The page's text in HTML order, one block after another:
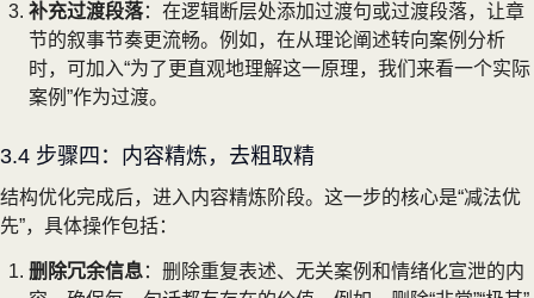
补充过渡段落：在逻辑断层处添加过渡句或过渡段落，让章
节的叙事节奏更流畅。例如，在从理论阐述转向案例分析
时，可加入“为了更直观地理解这一原理，我们来看一个实际
案例”作为过渡。
3.4 步骤四：内容精炼，去粗取精
结构优化完成后，进入内容精炼阶段。这一步的核心是“减法优
先”，具体操作包括：
删除冗余信息：删除重复表述、无关案例和情绪化宣泄的内